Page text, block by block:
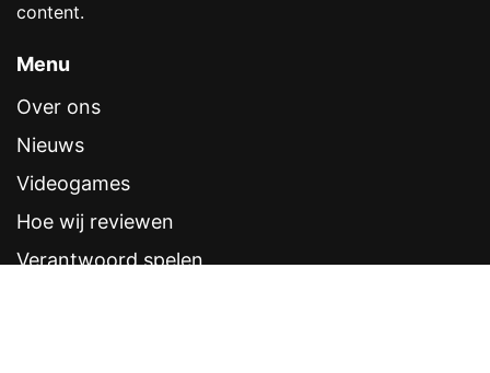
content.
Menu
Over ons
Nieuws
Videogames
Hoe wij reviewen
Verantwoord spelen